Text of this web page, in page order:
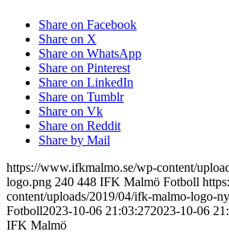
Share on Facebook
Share on X
Share on WhatsApp
Share on Pinterest
Share on LinkedIn
Share on Tumblr
Share on Vk
Share on Reddit
Share by Mail
https://www.ifkmalmo.se/wp-content/
logo.png 240 448 IFK Malmö Fotboll
content/uploads/2019/04/ifk-malmo-logo-
Fotboll2023-10-06 21:03:272023-10-06
IFK Malmö